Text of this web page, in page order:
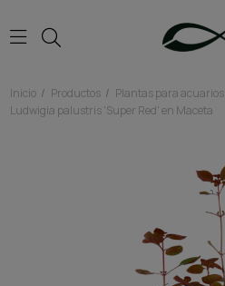
Inicio Productos Plantas para acuarios
Ludwigia palustris 'Super Red' en Maceta